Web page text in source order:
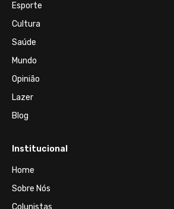
Esporte
Cultura
Saúde
Mundo
Opinião
Lazer
Blog
Institucional
Home
Sobre Nós